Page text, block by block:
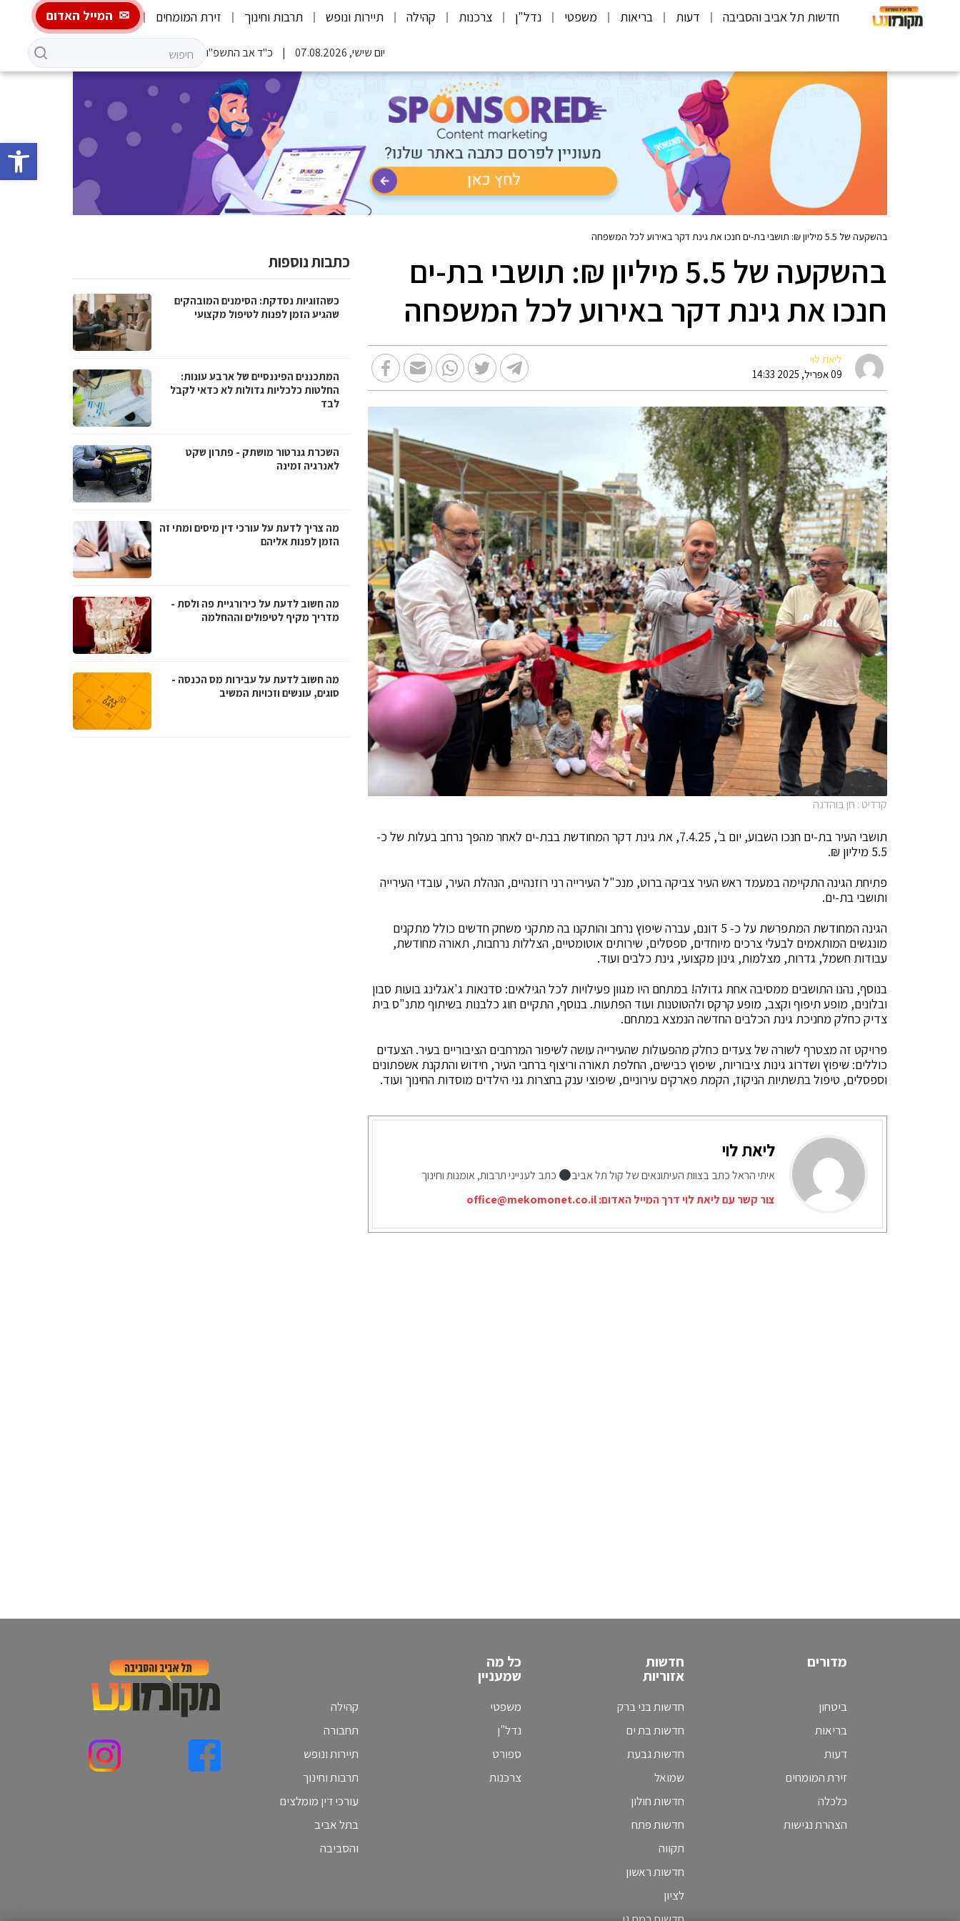
פתח
חדשות תל אביב והסביבה דעות בריאות משפטי נדל"ן צרכנות קהילה תיירות ונופש תרבות וחינוך זירת המומחים המייל האדום
יום שישי, 07.08.2026 כ"ד אב התשפ"ו
בהשקעה של 5.5 מיליון ₪: תושבי בת-ים חנכו את גינת דקר באירוע לכל המשפחה
בהשקעה של 5.5 מיליון ₪: תושבי בת-ים
חנכו את גינת דקר באירוע לכל המשפחה
ליאת לוי
09 אפריל, 2025 14:33
קרדיט : חן בוהדנה
תושבי העיר בת-ים חנכו השבוע, יום ב', 7.4.25, את גינת דקר המחודשת בבת-ים לאחר מהפך נרחב בעלות של כ-
5.5 מיליון ₪.
פתיחת הגינה התקיימה במעמד ראש העיר צביקה ברוט, מנכ"ל העירייה רני רוזנהיים, הנהלת העיר, עובדי העירייה
ותושבי בת-ים.
הגינה המחודשת המתפרשת על כ- 5 דונם, עברה שיפוץ נרחב והותקנו בה מתקני משחק חדשים כולל מתקנים
מונגשים המותאמים לבעלי צרכים מיוחדים, ספסלים, שירותים אוטומטיים, הצללות נרחבות, תאורה מחודשת,
עבודות חשמל, גדרות, מצלמות, גינון מקצועי, גינת כלבים ועוד.
בנוסף, נהנו התושבים ממסיבה אחת גדולה! במתחם היו מגוון פעילויות לכל הגילאים: סדנאות ג'אגלינג בועות סבון
ובלונים, מופע תיפוף וקצב, מופע קרקס ולהטוטנות ועוד הפתעות. בנוסף, התקיים חוג כלבנות בשיתוף מתנ"ס בית
צדיק כחלק מחניכת גינת הכלבים החדשה הנמצא במתחם.
פרויקט זה מצטרף לשורה של צעדים כחלק מהפעולות שהעירייה עושה לשיפור המרחבים הציבוריים בעיר. הצעדים
כוללים: שיפוץ ושדרוג גינות ציבוריות, שיפוץ כבישים, החלפת תאורה וריצוף ברחבי העיר, חידוש והתקנת אשפתונים
וספסלים, טיפול בתשתיות הניקוז, הקמת פארקים עירוניים, שיפוצי ענק בחצרות גני הילדים מוסדות החינוך ועוד.
ליאת לוי
איתי הראל כתב בצוות העיתונאים של קול תל אביב
כתב לענייני תרבות, אומנות וחינוך
צור קשר עם ליאת לוי דרך המייל האדום:office@mekomonet.co.il
כתבות נוספות
כשהזוגיות נסדקת: הסימנים המובהקים
שהגיע הזמן לפנות לטיפול מקצועי
המתכננים הפיננסיים של ארבע עונות:
החלטות כלכליות גדולות לא כדאי לקבל
לבד
השכרת גנרטור מושתק - פתרון שקט
לאנרגיה זמינה
מה צריך לדעת על עורכי דין מיסים ומתי זה
הזמן לפנות אליהם
מה חשוב לדעת על כירורגיית פה ולסת -
מדריך מקיף לטיפולים וההחלמה
מה חשוב לדעת על עבירות מס הכנסה -
סוגים, עונשים וזכויות המשיב
מדורים
ביטחון
בריאות
דעות
זירת המומחים
כלכלה
הצהרת נגישות
חדשות
אזוריות
חדשות בני ברק
חדשות בת ים
חדשות גבעת
שמואל
חדשות חולון
חדשות פתח
תקווה
חדשות ראשון
לציון
כל מה
שמעניין
משפטי
נדל"ן
ספורט
צרכנות
קהילה
תחבורה
תיירות ונופש
תרבות וחינוך
עורכי דין מומלצים
בתל אביב
והסביבה